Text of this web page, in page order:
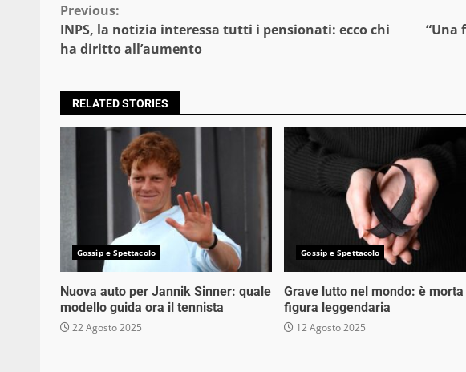
Continue
Reading
Previous:
INPS, la notizia interessa tutti i pensionati: ecco chi
ha diritto all’aumento
“Una
RELATED STORIES
Gossip e Spettacolo
Nuova auto per Jannik Sinner: quale
modello guida ora il tennista
22 Agosto 2025
Gossip e Spettacolo
Grave lutto nel mondo: è morta
figura leggendaria
12 Agosto 2025